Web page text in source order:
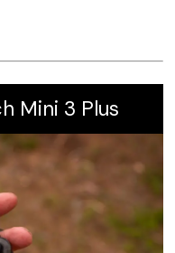
Mini 3 Plus